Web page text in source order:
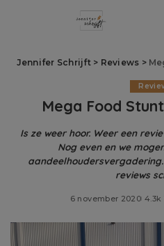
Jennifer Schrijft> Reviews >
Mega Food
Is ze weer hoor. Weer een
Nog even en we
reviews
6 november 2020 4.3k